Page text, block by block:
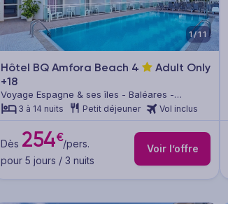
1/11
Hôtel BQ Amfora Beach 4
Adult Only
+18
Voyage Espagne & ses îles - Baléares -
Majorque
3 à 14 nuits Petit déjeuner Vol inclus
Dès 254€/pers.
pour 5 jours / 3 nuits
Voir l’offre